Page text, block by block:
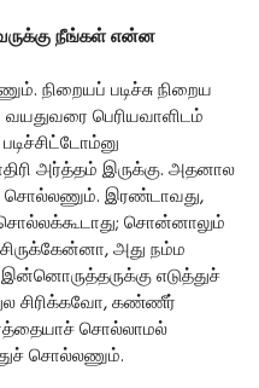
நீங்கள் என்ன
நிறையப் படிச்சு நிறைய
வயதுவரை பெரியவாளிடம்
அர்த்தம் இருக்கு. அதனால
சொல்லணும். இரண்டாவது,
சொன்னாலும்
அது நம்ம
எடுத்துச்
சிரிக்கவோ, கண்ணீர்
சொல்லாமல்
சொல்லணும்.